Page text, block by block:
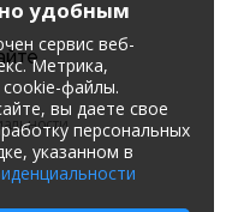
удобным
сервис веб-
Метрика,
файлы.
вы даете свое
персональных
указанном в